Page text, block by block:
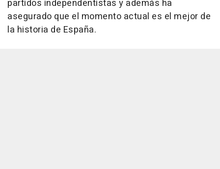
partidos independentistas y además ha
asegurado que el momento actual es el mejor de
la historia de España.